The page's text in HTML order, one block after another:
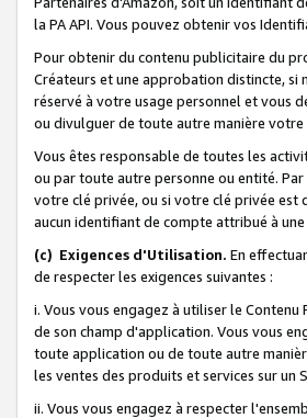
la PA API. Vous pouvez obtenir vos
Pour obtenir du contenu publicitaire du
Créateurs et une approbation distincte, si
réservé à votre usage personnel et vous
ou divulguer de toute autre manière
Vous êtes responsable de toutes les
ou par toute autre personne ou entité.
votre clé privée, ou si votre clé privée est
aucun identifiant de compte attribué à
(c) Exigences d'Utilisation. En
de respecter les exigences suivantes :
i. Vous vous engagez à utiliser le
de son champ d'application. Vous vous
toute application ou de toute autre
les ventes des produits et services sur un
ii. Vous vous engagez à respecter